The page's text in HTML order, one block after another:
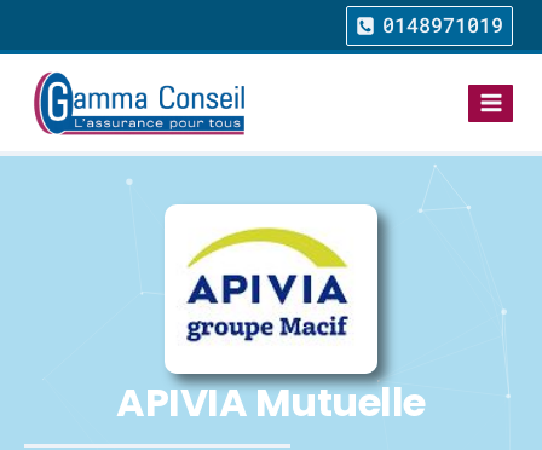
0148971019
APIVIA Mutuelle